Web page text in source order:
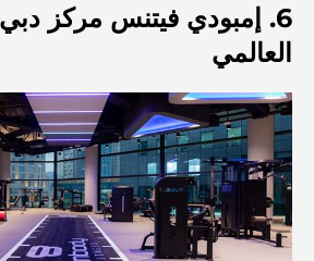
صالات رياضية في مركز دبي المالي
أندر سيارة في العالم: أساطير
منصات التداول في الإمارات العربية
العصريين
6. إمبودي فيتنس مركز
العالمي